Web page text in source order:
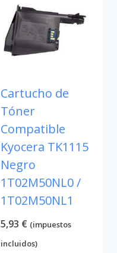
Cartucho de
Tóner
Compatible
Kyocera TK1115
Negro
1T02M50NL0 /
1T02M50NL1
5,93 € (impuestos
incluidos)